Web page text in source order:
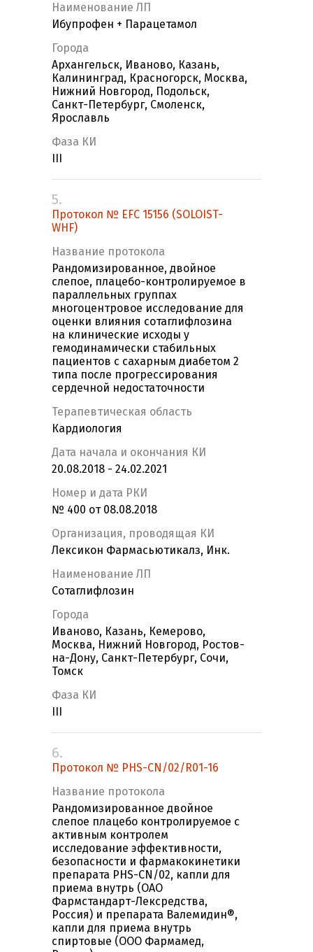
Наименование ЛП
Ибупрофен + Парацетамол
Города
Архангельск, Иваново, Казань,
Калининград, Красногорск, Москва,
Нижний Новгород, Подольск,
Санкт-Петербург, Смоленск,
Ярославль
Фаза КИ
5.
Протокол № EFC 15156 (SOLOIST-
WHF)
Название протокола
Рандомизированное, двойное
слепое, плацебо-контролируемое в
параллельных группах
многоцентровое исследование для
оценки влияния сотаглифлозина
на клинические исходы у
гемодинамически стабильных
пациентов с сахарным диабетом 2
типа после прогрессирования
сердечной недостаточности
Терапевтическая область
Кардиология
Дата начала и окончания КИ
20.08.2018 - 24.02.2021
Номер и дата РКИ
№ 400 от 08.08.2018
Организация, проводящая КИ
Лексикон Фармасьютикалз, Инк.
Наименование ЛП
Сотаглифлозин
Города
Иваново, Казань, Кемерово,
Москва, Нижний Новгород, Ростов-
на-Дону, Санкт-Петербург, Сочи,
Томск
Фаза КИ
6.
Протокол № PHS-CN/02/R01-16
Название протокола
Рандомизированное двойное
слепое плацебо контролируемое с
активным контролем
исследование эффективности,
безопасности и фармакокинетики
препарата PHS-CN/02, капли для
приема внутрь (ОАО
Фармстандарт-Лексредства,
Россия) и препарата Валемидин®,
капли для приема внутрь
спиртовые (ООО Фармамед,